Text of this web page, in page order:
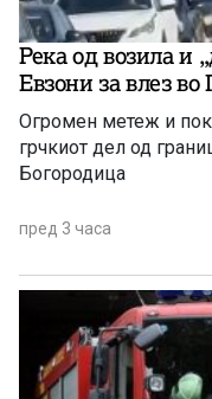
Река од возила и
Евзони за влез во
Огромен метеж и
грчкиот дел од
Богородица
пред 3 часа